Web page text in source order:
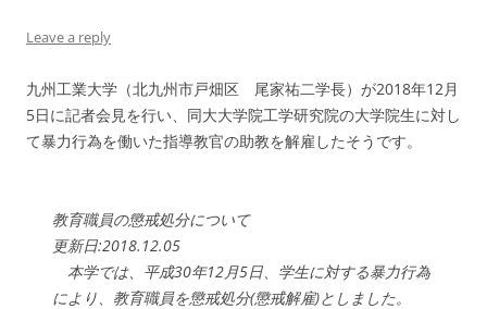
Leave a reply
九州工業大学（北九州市戸畑区 尾家祐二学長）が2018年12月
5日に記者会見を行い、同大大学院工学研究院の大学院生に対し
て暴力行為を働いた指導教官の助教を解雇したそうです。
教育職員の懲戒処分について
更新日:2018.12.05
本学では、平成30年12月5日、学生に対する暴力行為
により、教育職員を懲戒処分(懲戒解雇)としました。